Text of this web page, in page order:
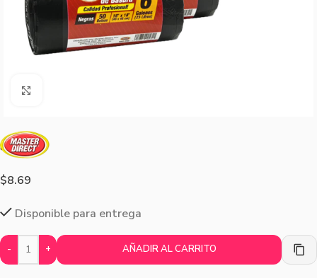
$8.69
Disponible para entrega
- + AÑADIR AL CARRITO